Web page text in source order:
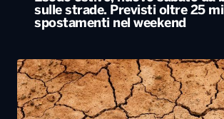
sulle strade. Previsti oltre 25
spostamenti nel weekend